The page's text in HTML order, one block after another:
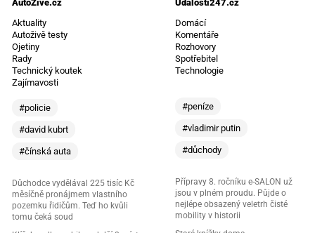
AutoŽivě.cz
Aktuality
Autoživě testy
Ojetiny
Rady
Technický koutek
Zajímavosti
#policie
#david kubrt
#čínská auta
Důchodce vydělával 225 tisíc Kč
měsíčně pronájmem vlastního
pozemku řidičům. Teď ho kvůli
tomu čeká soud
Události247.cz
Domácí
Komentáře
Rozhovory
Spotřebitel
Technologie
#peníze
#vladimir putin
#důchody
Přípravy 8. ročníku e-SALON už
jsou v plném proudu. Půjde o
nejlépe obsazený veletrh čisté
mobility v historii